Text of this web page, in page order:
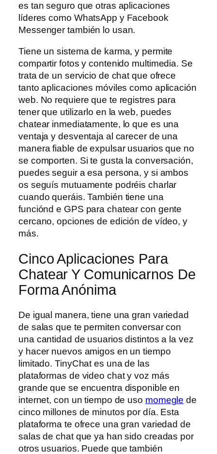
es tan seguro que otras aplicaciones
líderes como WhatsApp y Facebook
Messenger también lo usan.
Tiene un sistema de karma, y permite
compartir fotos y contenido multimedia. Se
trata de un servicio de chat que ofrece
tanto aplicaciones móviles como aplicación
web. No requiere que te registres para
tener que utilizarlo en la web, puedes
chatear inmediatamente, lo que es una
ventaja y desventaja al carecer de una
manera fiable de expulsar usuarios que no
se comporten. Si te gusta la conversación,
puedes seguir a esa persona, y si ambos
os seguís mutuamente podréis charlar
cuando queráis. También tiene una
funciónd e GPS para chatear con gente
cercano, opciones de edición de vídeo, y
más.
Cinco Aplicaciones Para
Chatear Y Comunicarnos De
Forma Anónima
De igual manera, tiene una gran variedad
de salas que te permiten conversar con
una cantidad de usuarios distintos a la vez
y hacer nuevos amigos en un tiempo
limitado. TinyChat es una de las
plataformas de video chat y voz más
grande que se encuentra disponible en
internet, con un tiempo de uso momegle de
cinco millones de minutos por día. Esta
plataforma te ofrece una gran variedad de
salas de chat que ya han sido creadas por
otros usuarios. Puede que también